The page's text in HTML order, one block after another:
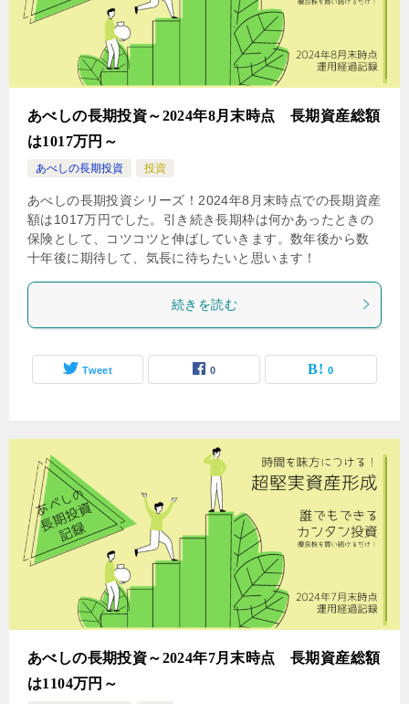
あべしの長期投資～2024年8月末時点 長期資産総額
は1017万円～
あべしの長期投資 投資
あべしの長期投資シリーズ！2024年8月末時点での長期資産
額は1017万円でした。引き続き長期枠は何かあったときの
保険として、コツコツと伸ばしていきます。数年後から数
十年後に期待して、気長に待ちたいと思います！
続きを読む
Tweet 0 0
あべしの長期投資～2024年7月末時点 長期資産総額
は1104万円～